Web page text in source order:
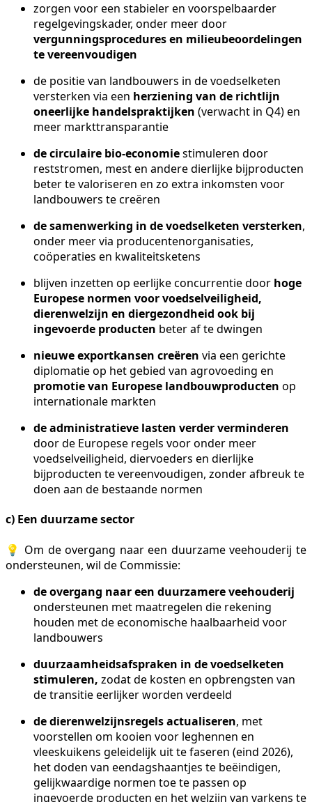
zorgen voor een stabieler en voorspelbaarder
regelgevingskader, onder meer door
vergunningsprocedures en milieubeoordelingen
te vereenvoudigen
de positie van landbouwers in de voedselketen
versterken via een herziening van de richtlijn
oneerlijke handelspraktijken (verwacht in Q4) en
meer markttransparantie
de circulaire bio-economiestimuleren door
reststromen, mest en andere dierlijke bijproducten
beter te valoriseren en zo extra inkomsten voor
landbouwers te creëren
de samenwerking in de voedselketen versterken,
onder meer via producentenorganisaties,
coöperaties en kwaliteitsketens
blijven inzetten op eerlijke concurrentie door hoge
Europese normen voor voedselveiligheid,
dierenwelzijn en diergezondheid ook bij
ingevoerde producten beter af te dwingen
nieuwe exportkansen creëren via een gerichte
diplomatie op het gebied van agrovoeding en
promotie van Europese landbouwproducten op
internationale markten
de administratieve lasten verder verminderen
door de Europese regels voor onder meer
voedselveiligheid, diervoeders en dierlijke
bijproducten te vereenvoudigen, zonder afbreuk te
doen aan de bestaande normen
c) Een duurzame sector
💡 Om de overgang naar een duurzame veehouderij te
ondersteunen, wil de Commissie:
de overgang naar een duurzamere veehouderij
ondersteunen met maatregelen die rekening
houden met de economische haalbaarheid voor
landbouwers
duurzaamheidsafspraken in de voedselketen
stimuleren, zodat de kosten en opbrengsten van
de transitie eerlijker worden verdeeld
de dierenwelzijnsregels actualiseren, met
voorstellen om kooien voor leghennen en
vleeskuikens geleidelijk uit te faseren (eind 2026),
het doden van eendagshaantjes te beëindigen,
gelijkwaardige normen toe te passen op
ingevoerde producten en het welzijn van varkens te